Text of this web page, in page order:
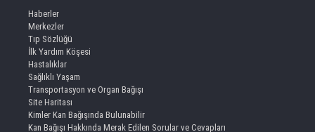
Haberler
Merkezler
Tıp Sözlüğü
İlk Yardım Köşesi
Hastalıklar
Sağlıklı Yaşam
Transportasyon ve Organ Bağışı
Site Haritası
Kimler Kan Bağışında Bulunabilir
Kan Bağışı Hakkında Merak Edilen Sorular ve Cevapları